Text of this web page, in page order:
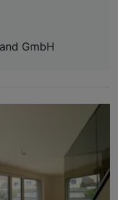
GmbH